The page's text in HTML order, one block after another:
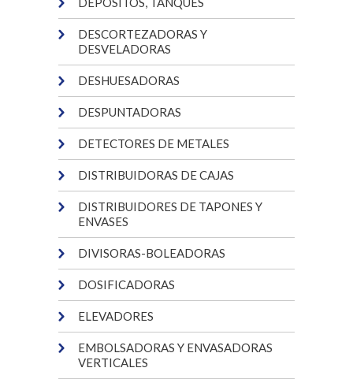
DESCORTEZADORAS Y
DESVELADORAS
DESHUESADORAS
DESPUNTADORAS
DETECTORES DE METALES
DISTRIBUIDORAS DE CAJAS
DISTRIBUIDORES DE TAPONES Y
ENVASES
DIVISORAS-BOLEADORAS
DOSIFICADORAS
ELEVADORES
EMBOLSADORAS Y ENVASADORAS
VERTICALES